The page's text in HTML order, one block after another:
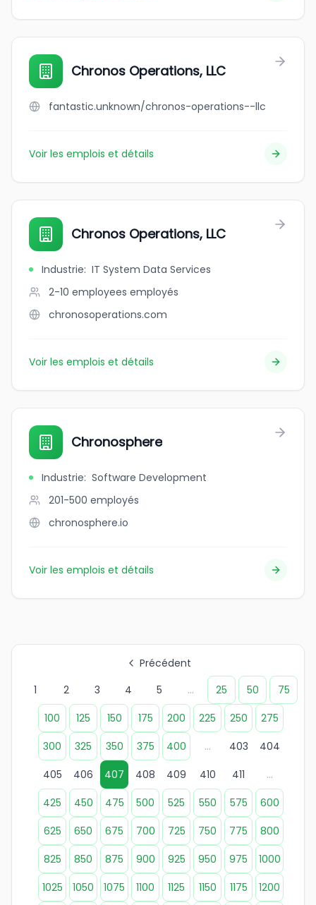
Chronos Operations, LLC
fantastic.unknown/chronos-operations--llc
Voir les emplois et détails
Chronos Operations, LLC
Industrie: IT System Data Services
2-10 employees employés
chronosoperations.com
Voir les emplois et détails
Chronosphere
Industrie: Software Development
201-500 employés
chronosphere.io
Voir les emplois et détails
Précédent
1
2 3 4 5 ... 25 50
75
100
125 150 175 200 225 250
275
300
325 350 375 400 ... 403
404
405
406 407 408 409 410 411
...
425
450 475 500 525 550 575
600
625
650 675 700 725 750 775
800
825
850 875 900 925 950 975
1000
1025
1050 1075 1100 1125 1150 1175 1200